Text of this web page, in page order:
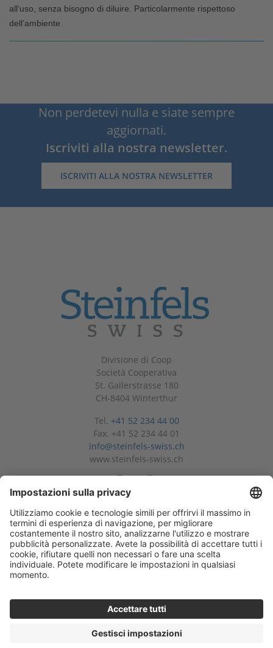
all’uso, senza bisogno di diluire. Particolarmente rispettoso
dell’ambiente
Non perdetevi nulla e siate sempre
aggiornati.
Iscriviti alla nostra newsletter.
ISCRIVITI ALLA NOSTRA NEWSLETTER
Divisione di Coop
Società Cooperativa
St. Gallerstrasse 180
CH-8404 Winterthur
Tel. +41 52 234 44 00
Fax. +41 52 234 44 01
info@steinfels-swiss.ch
www.steinfels-swiss.ch